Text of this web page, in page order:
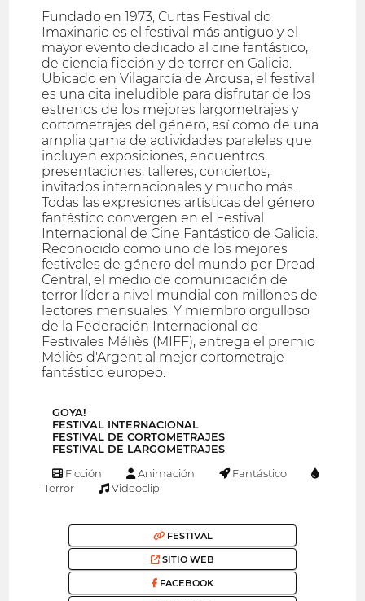
Fundado en 1973, Curtas Festival do
Imaxinario es el festival más antiguo y el
mayor evento dedicado al cine fantástico,
de ciencia ficción y de terror en Galicia.
Ubicado en Vilagarcía de Arousa, el festival
es una cita ineludible para disfrutar de los
estrenos de los mejores largometrajes y
cortometrajes del género, así como de una
amplia gama de actividades paralelas que
incluyen exposiciones, encuentros,
presentaciones, talleres, conciertos,
invitados internacionales y mucho más.
Todas las expresiones artísticas del género
fantástico convergen en el Festival
Internacional de Cine Fantástico de Galicia.
Reconocido como uno de los mejores
festivales de género del mundo por Dread
Central, el medio de comunicación de
terror líder a nivel mundial con millones de
lectores mensuales. Y miembro orgulloso
de la Federación Internacional de
Festivales Méliès (MIFF), entrega el premio
Méliès d'Argent al mejor cortometraje
fantástico europeo.
GOYA!
FESTIVAL INTERNACIONAL
FESTIVAL DE CORTOMETRAJES
FESTIVAL DE LARGOMETRAJES
Ficción Animación
Fantástico
Terror
Videoclip
FESTIVAL
SITIO WEB
FACEBOOK